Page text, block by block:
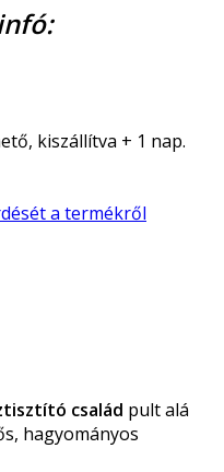
kiszállítva + 1 nap.
a termékről
család pult alá
hagyományos